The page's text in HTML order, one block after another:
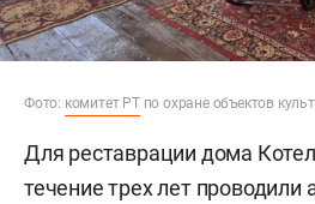
Фото: комитет РТпо охране объектов
Для реставрации дома
течение трех лет проводили